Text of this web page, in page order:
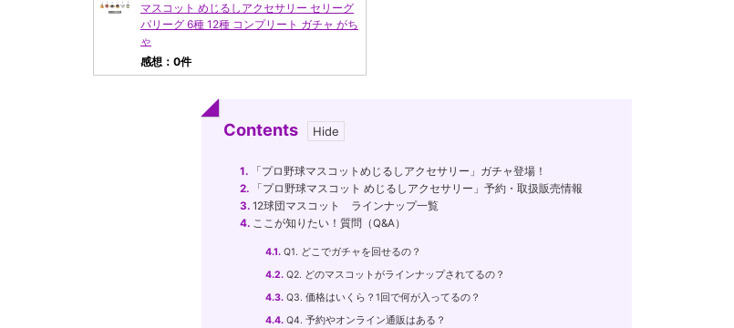
マスコット めじるしアクセサリー セリーグ
パリーグ 6種 12種 コンプリート ガチャ がち
ゃ
感想：0件
Contents
1. 「プロ野球マスコットめじるしアクセサリー」ガチャ登場！
2. 「プロ野球マスコット めじるしアクセサリー」予約・取扱販売情報
3. 12球団マスコット ラインナップ一覧
4. ここが知りたい！質問（Q&A）
4.1. Q1. どこでガチャを回せるの？
4.2. Q2. どのマスコットがラインナップされてるの？
4.3. Q3. 価格はいくら？1回で何が入ってるの？
4.4. Q4. 予約やオンライン通販はある？